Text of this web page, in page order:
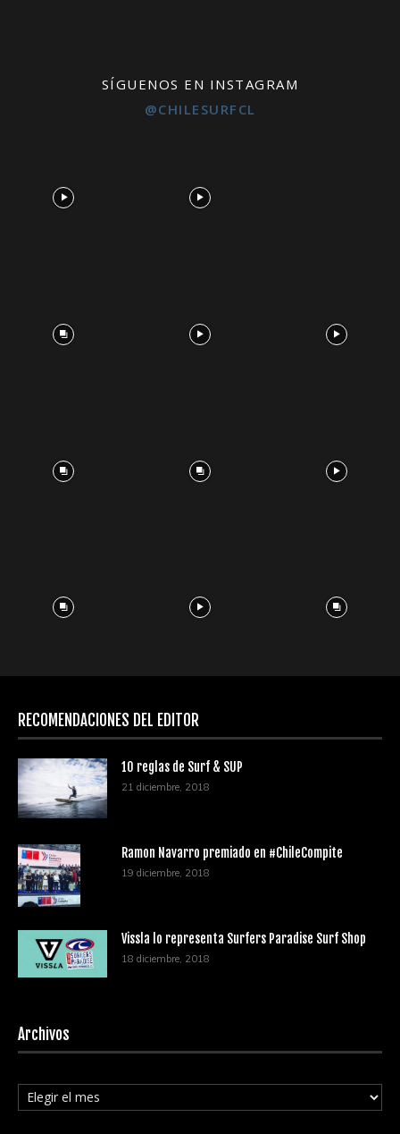
SÍGUENOS EN INSTAGRAM
@CHILESURFCL
RECOMENDACIONES DEL EDITOR
10 reglas de Surf & SUP
21 diciembre, 2018
Ramon Navarro premiado en #ChileCompite
19 diciembre, 2018
Vissla lo representa Surfers Paradise Surf Shop
18 diciembre, 2018
Archivos
Archivos